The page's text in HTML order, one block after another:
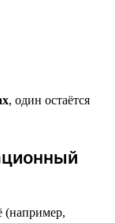
, один остаётся
(например,